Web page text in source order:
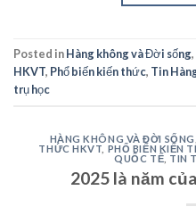
Posted inHàng không và Đời sống,
HKVT, Phổ biến kiến thức, Tin
trụ học
HÀNG KHÔNG VÀ ĐỜI SỐNG
THỨC HKVT PHỔ BIẾN KIẾN
QUỐC TẾ TIN
2025 là năm